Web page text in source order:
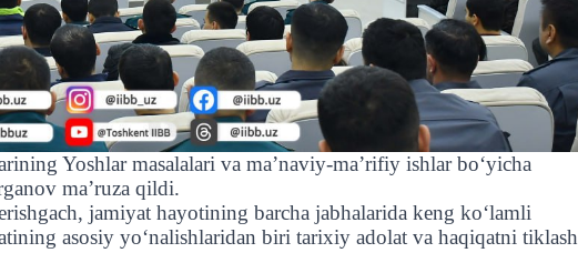
Yoshlar masalalari va ma’naviy-ma’rifiy ishlar bo‘yicha
maʼruza qildi.
jamiyat hayotining barcha jabhalarida keng ko‘lamli
asosiy yo‘nalishlaridan biri tarixiy adolat va haqiqatni tiklash